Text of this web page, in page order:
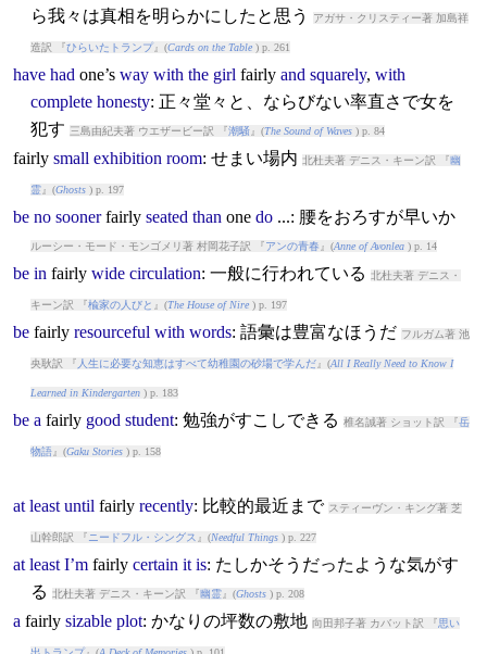
ら我々は真相を明らかにしたと思う
アガサ・クリスティー著 加島祥
造訳 『ひらいたトランプ』(Cards on the Table) p. 261
have hadone’s way with the girl fairly and squarely, with
complete honesty: 正々堂々と、ならびない率直さで女を
犯す
三島由紀夫著 ウエザービー訳 『潮騒』(The Sound of Waves) p. 84
fairly small exhibition room: せまい場内 北杜夫著 デニス・キーン訳 『 幽
霊』(Ghosts) p. 197
be no sooner fairly seated thanone do...: 腰をおろすが早いか
ルーシー・モード・モンゴメリ著 村岡花子訳 『 アンの青春 』(Anne of Avonlea) p. 14
be in fairly wide circulation: 一般に行われている 北杜夫著 デニス・
キーン訳 『楡家の人びと 』(The House of Nire) p. 197
be fairly resourceful with words: 語彙は豊富なほうだ フルガム著 池
央耿訳 『 人生に必要な知恵はすべて幼稚園の砂場で学んだ』(All I Really Need to Know I
Learned in Kindergarten) p. 183
be a fairly good student: 勉強がすこしできる 椎名誠著 ショット訳 『岳
物語』(Gaku Stories) p. 158
at least until fairly recently: 比較的最近まで スティーヴン・キング著 芝
山幹郎訳 『 ニードフル・シングス 』(Needful Things) p. 227
at least I’m fairly certain it is: たしかそうだったような気がす
る 北杜夫著 デニス・キーン訳 『 幽霊』(Ghosts) p. 208
a fairly sizable plot: かなりの坪数の敷地 向田邦子著 カバット訳 『思い